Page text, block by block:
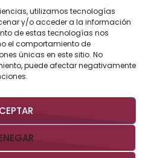
utilizamos tecnologías
y/o acceder a la información
de estas tecnologías nos
el comportamiento de
únicas en este sitio. No
puede afectar negativamente
«
Jul